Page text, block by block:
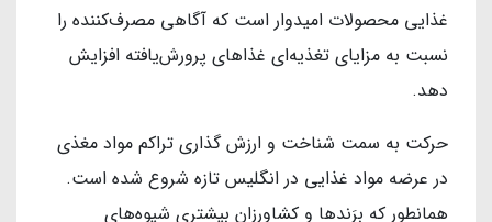
غذایی محصولات امیدوار است که آگاهی مصرف‌کننده را
نسبت به مزایای تغذیه‌ای غذاهای پرورش‌یافته افزایش
دهد.
حرکت به سمت شناخت و ارزش گذاری تراکم مواد مغذی
در عرضه مواد غذایی در انگلیس تازه شروع شده است.
همانطور که بِرَندها و کشاورزان بیشتری شیوه‌های